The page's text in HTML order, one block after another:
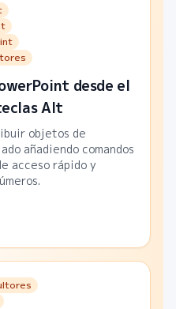
desde el
Alt
objetos de
añadiendo comandos
acceso rápido y